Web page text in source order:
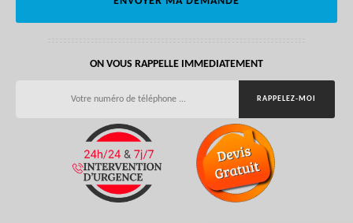
ON VOUS RAPPELLE IMMEDIATEMENT